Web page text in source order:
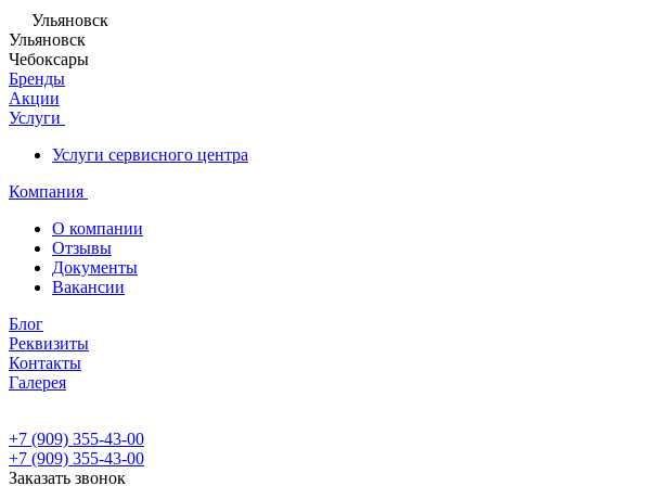
Ульяновск
Ульяновск
Чебоксары
Бренды
Акции
Услуги
Услуги сервисного центра
Компания
О компании
Отзывы
Документы
Вакансии
Блог
Реквизиты
Контакты
Галерея
+7 (909) 355-43-00
+7 (909) 355-43-00
Заказать звонок